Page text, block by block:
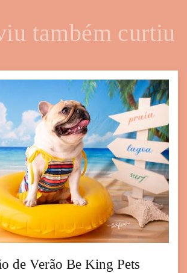
também curtiu
de Verão Be King Pets